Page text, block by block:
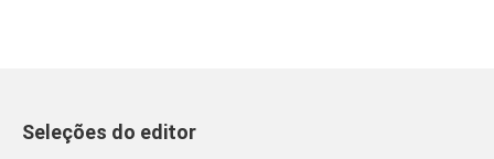
Seleções do editor